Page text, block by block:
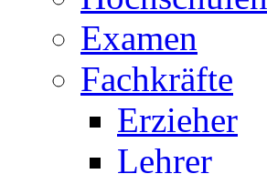
Examen
Fachkräfte
Erzieher
Lehrer